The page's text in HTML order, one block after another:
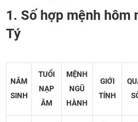
1. Số hợp mệnh hôm
Tý
NĂM
SINH
TUỔI
NẠP
ÂM
MỆNH
NGŨ
HÀNH
GIỚI
TÍNH